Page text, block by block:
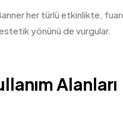
her türlü etkinlikte,
yönünü de vurgular.
Alanları